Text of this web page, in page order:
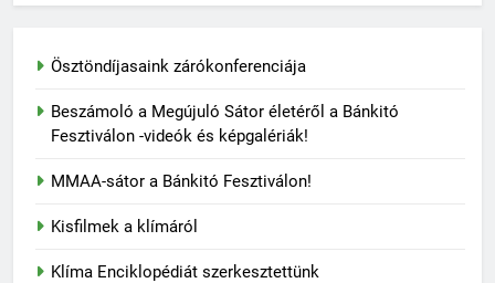
Ösztöndíjasaink zárókonferenciája
Beszámoló a Megújuló Sátor életéről a Bánkitó
Fesztiválon -videók és képgalériák!
MMAA-sátor a Bánkitó Fesztiválon!
Kisfilmek a klímáról
Klíma Enciklopédiát szerkesztettünk